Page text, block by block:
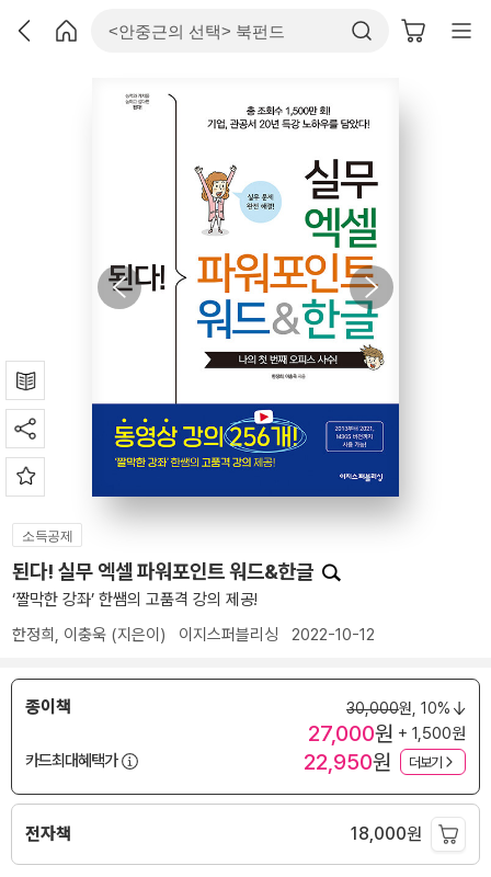
소득공제
된다! 실무 엑셀 파워포인트 워드&한글
‘짤막한 강좌’ 한쌤의 고품격 강의 제공!
한정희 , 이충욱 (지은이) 이지스퍼블리싱 2022-10-12
종이책 30,000원, 10%
27,000원 + 1,500원
카드최대혜택가
22,950원 더보기
전자책 18,000원